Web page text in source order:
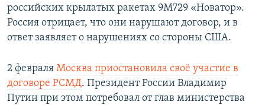
российских крылатых ракетах 9М729 «Новатор».
Россия отрицает, что они нарушают договор, и в
ответ заявляет о нарушениях со стороны США.
2 февраля Москва приостановила своё участие в
договоре РСМД. Президент России Владимир
Путин при этом потребовал от глав министерства